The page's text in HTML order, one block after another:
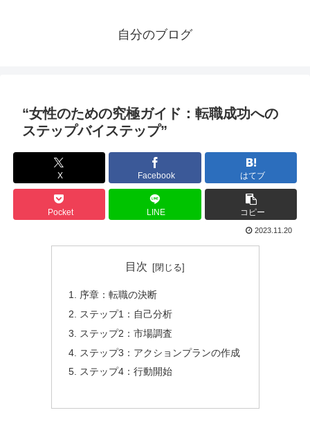
自分のブログ
“女性のための究極ガイド：転職成功への
ステップバイステップ”
X Facebook はてブ
Pocket LINE コピー
2023.11.20
目次
序章：転職の決断
ステップ1：自己分析
ステップ2：市場調査
ステップ3：アクションプランの作成
ステップ4：行動開始